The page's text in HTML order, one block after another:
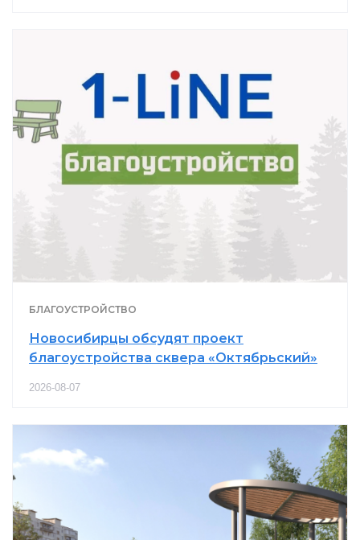
БЛАГОУСТРОЙСТВО
Новосибирцы обсудят проект
благоустройства сквера «Октябрьский»
2026-08-07